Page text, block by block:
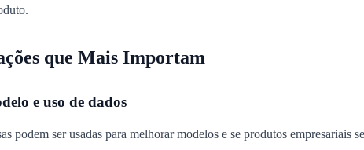
que Mais Importam
e uso de dados
podem ser usadas para melhorar modelos e se produtos empresariais